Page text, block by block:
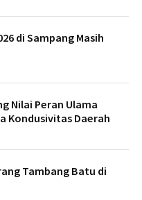
di Sampang Masih
Nilai Peran Ulama
Kondusivitas Daerah
Tambang Batu di